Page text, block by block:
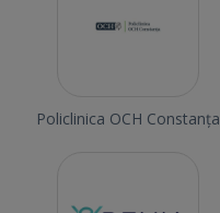
Policlinica OCH Constanța